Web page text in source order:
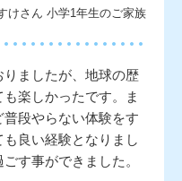
けさん 小学1年生のご家族
ましたが、地球の歴
楽しかったです。ま
段やらない体験をす
良い経験となりまし
す事ができました。